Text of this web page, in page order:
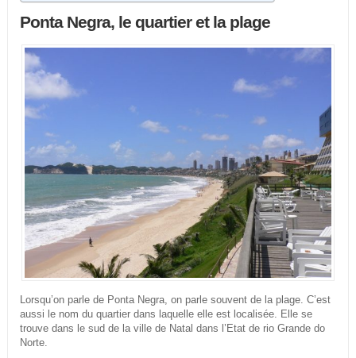
Ponta Negra, le quartier et la plage
Lorsqu’on parle de Ponta Negra, on parle souvent de la plage. C’est
aussi le nom du quartier dans laquelle elle est localisée. Elle se
trouve dans le sud de la ville de Natal dans l’Etat de rio Grande do
Norte.